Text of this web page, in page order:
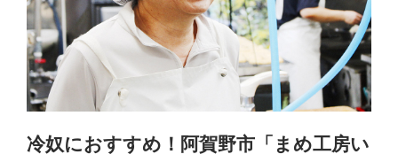
冷奴におすすめ！阿賀野市「まめ工房い